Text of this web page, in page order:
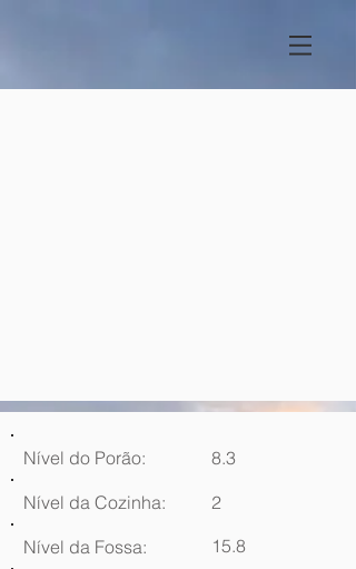
Nível do Porão:
8.3
Nível da Cozinha:
2
Nível da Fossa:
15.8